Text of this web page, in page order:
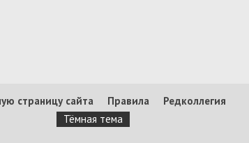
страницу сайта Правила
Редколлегия
Тёмная тема